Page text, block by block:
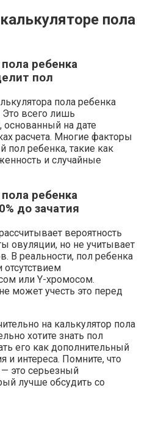
пола
ребенка
пол
пола ребенка
Это всего лишь
основанный на дате
расчета. Многие факторы
пол ребенка, такие как
и случайные
ребенка
до зачатия
вероятность
овуляции, но не учитывает
В реальности, пол ребенка
или Y-хромосом.
может учесть это перед
на калькулятор пола
хотите знать пол
его как дополнительный
и интереса. Помните, что
это серьезный
лучше обсудить со